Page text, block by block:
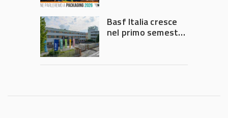
Governo
Basf Italia cresce
nel primo semestre